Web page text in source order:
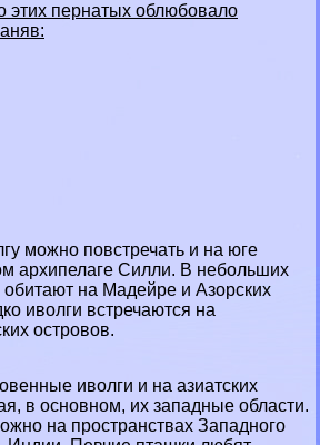
этих пернатых облюбовало
можно повстречать и на юге
архипелаге Силли. В небольших
обитают на Мадейре и Азорских
иволги встречаются на
островов.
иволги и на азиатских
в основном, их западные области.
на прострaнcтвах Западного